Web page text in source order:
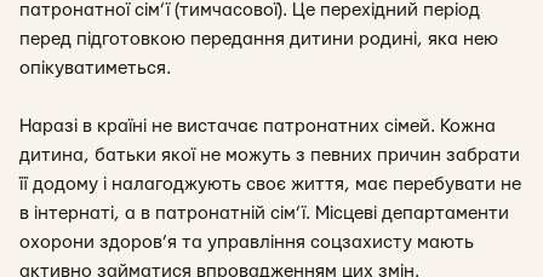
патронатної сім’ї (тимчасової). Це перехідний період
перед підготовкою передання дитини родині, яка нею
опікуватиметься.
Наразі в країні не вистачає патронатних сімей. Кожна
дитина, батьки якої не можуть з певних причин забрати
її додому і налагоджують своє життя, має перебувати не
в інтернаті, а в патронатній сім’ї. Місцеві департаменти
охорони здоров’я та управління соцзахисту мають
активно займатися впровадженням цих змін.